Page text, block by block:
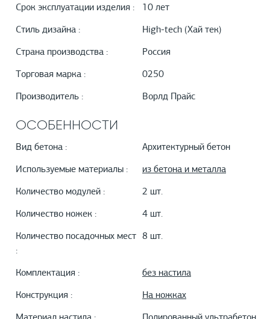
Срок эксплуатации изделия : 10 лет
Стиль дизайна : High-tech (Хай тек)
Страна производства : Россия
Торговая марка : 0250
Производитель : Ворлд Прайс
ОСОБЕННОСТИ
Вид бетона : Архитектурный бетон
Используемые материалы : из бетона и металла
Количество модулей : 2 шт.
Количество ножек : 4 шт.
Количество посадочных мест
:
8 шт.
Комплектация : без настила
Конструкция : На ножках